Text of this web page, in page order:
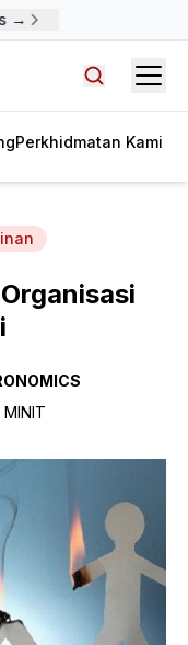
Perkhidmatan Kami
MINIT